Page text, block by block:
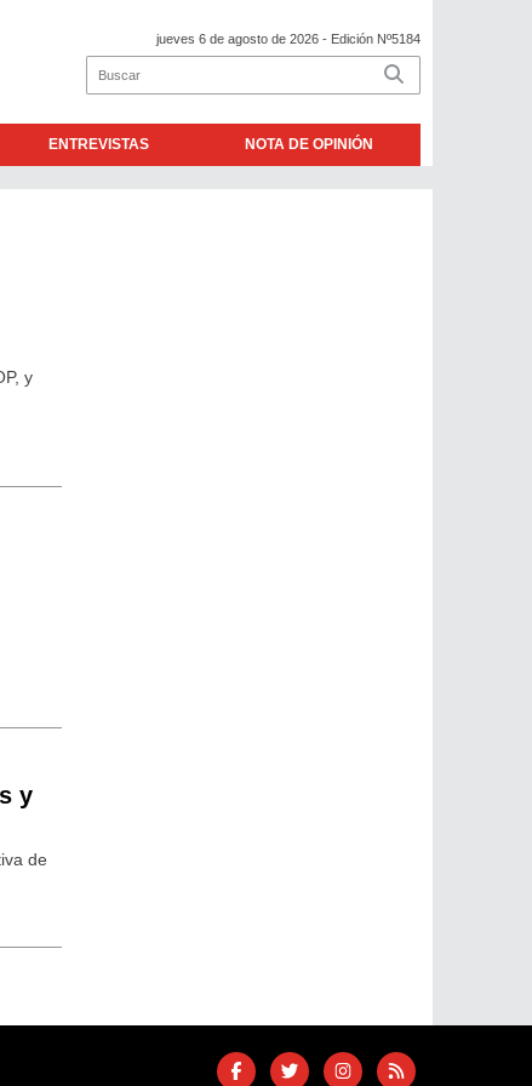
jueves 6 de agosto de 2026 - Edición Nº5184
ENTREVISTAS NOTA DE OPINIÓN
y
y
de